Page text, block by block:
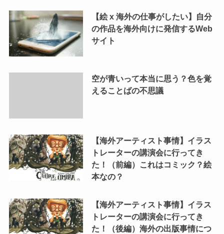
【絵 x 海外の仕事がしたい】自分
の作品を海外向けに発信するWeb
サイト
空が青いって本当に思う？色を覚
えることばの不思議
【海外アーティスト事情】イラス
トレーターの講演会に行ってき
た！（前編）これはコミック？絵
本なの？
【海外アーティスト事情】イラス
トレーターの講演会に行ってき
た！（後編）海外の出版事情につ